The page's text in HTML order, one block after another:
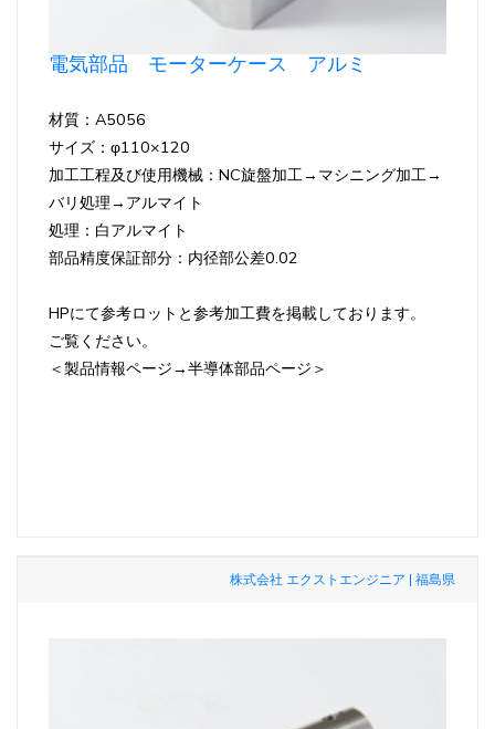
電気部品 モーターケース アルミ
材質：A5056
サイズ：φ110×120
加工工程及び使用機械：NC旋盤加工→マシニング加工→
バリ処理→アルマイト
処理：白アルマイト
部品精度保証部分：内径部公差0.02
HPにて参考ロットと参考加工費を掲載しております。
ご覧ください。
＜製品情報ページ→半導体部品ページ＞
株式会社 エクストエンジニア | 福島県